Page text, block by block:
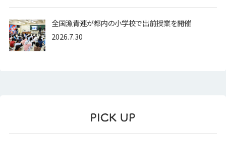
全国漁青連が都内の小学校で出前授業を開催
2026.7.30